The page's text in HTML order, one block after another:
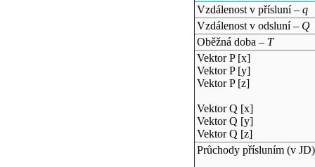
Vzdálenost v přísluní – q
Vzdálenost v odsluní – Q
Oběžná doba – T
Vektor P [x]
Vektor P [y]
Vektor P [z]
Vektor Q [x]
Vektor Q [y]
Vektor Q [z]
Průchody přísluním (v JD)